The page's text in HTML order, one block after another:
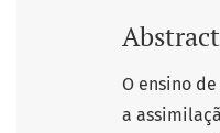
Abstract
O ensino
a